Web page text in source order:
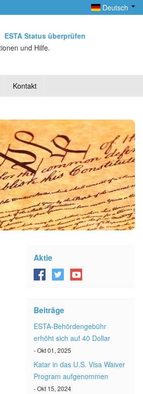
Deutsch
ESTA Status überprüfen
und Hilfe.
Kontakt
Aktie
Beiträge
ESTA-Behördengebühr
erhöht sich auf 40 Dollar
- Okt 01, 2025
Katar in das U.S. Visa Waiver
Program aufgenommen
- Okt 15, 2024